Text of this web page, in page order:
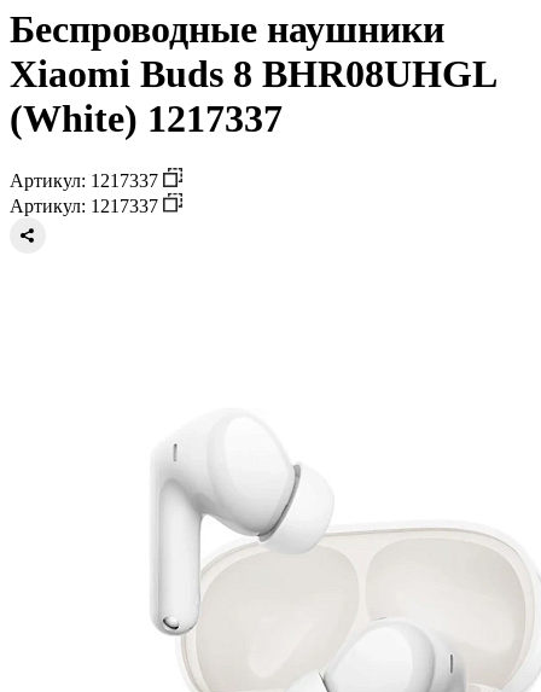
Беспроводные наушники
Xiaomi Buds 8 BHR08UHGL
(White) 1217337
Артикул: 1217337
Артикул: 1217337